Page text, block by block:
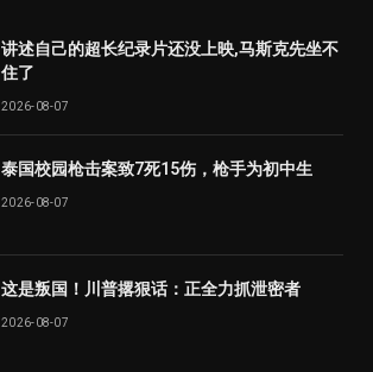
讲述自己的超长纪录片还没上映,马斯克先坐不
住了
2026-08-07
泰国校园枪击案致7死15伤，枪手为初中生
2026-08-07
这是叛国！川普撂狠话：正全力抓泄密者
2026-08-07